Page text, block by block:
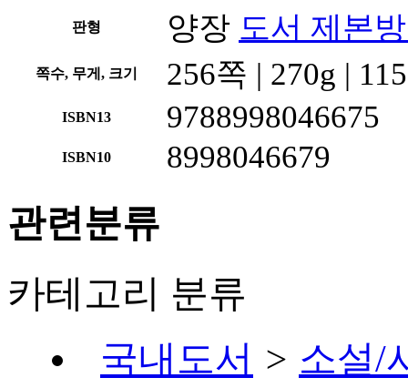
판형 양장 도서 제본
쪽수, 무게, 크기 256쪽 | 270g |
ISBN13 9788998046675
ISBN10 8998046679
관련분류
카테고리 분류
국내도서 > 소설/